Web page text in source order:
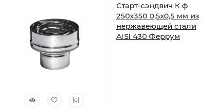
Старт-сэндвич К ф
250х350 0,5х0,5 мм из
нержавеющей стали
AISI 430 Феррум